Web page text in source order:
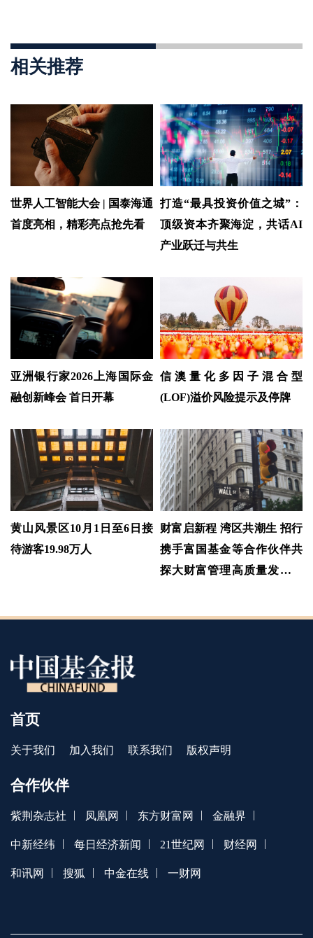
相关推荐
世界人工智能大会 | 国泰海通
首度亮相，精彩亮点抢先看
打造“最具投资价值之城”：
顶级资本齐聚海淀，共话AI
产业跃迁与共生
亚洲银行家2026上海国际金
融创新峰会 首日开幕
信澳量化多因子混合型
(LOF)溢价风险提示及停牌
黄山风景区10月1日至6日接
待游客19.98万人
财富启新程 湾区共潮生 招行
携手富国基金等合作伙伴共
探大财富管理高质量发展新
首页
关于我们 加入我们 联系我们 版权声明
合作伙伴
紫荆杂志社 | 凤凰网 | 东方财富网 | 金融界 |
中新经纬 | 每日经济新闻 | 21世纪网 | 财经网 |
和讯网 | 搜狐 | 中金在线 | 一财网